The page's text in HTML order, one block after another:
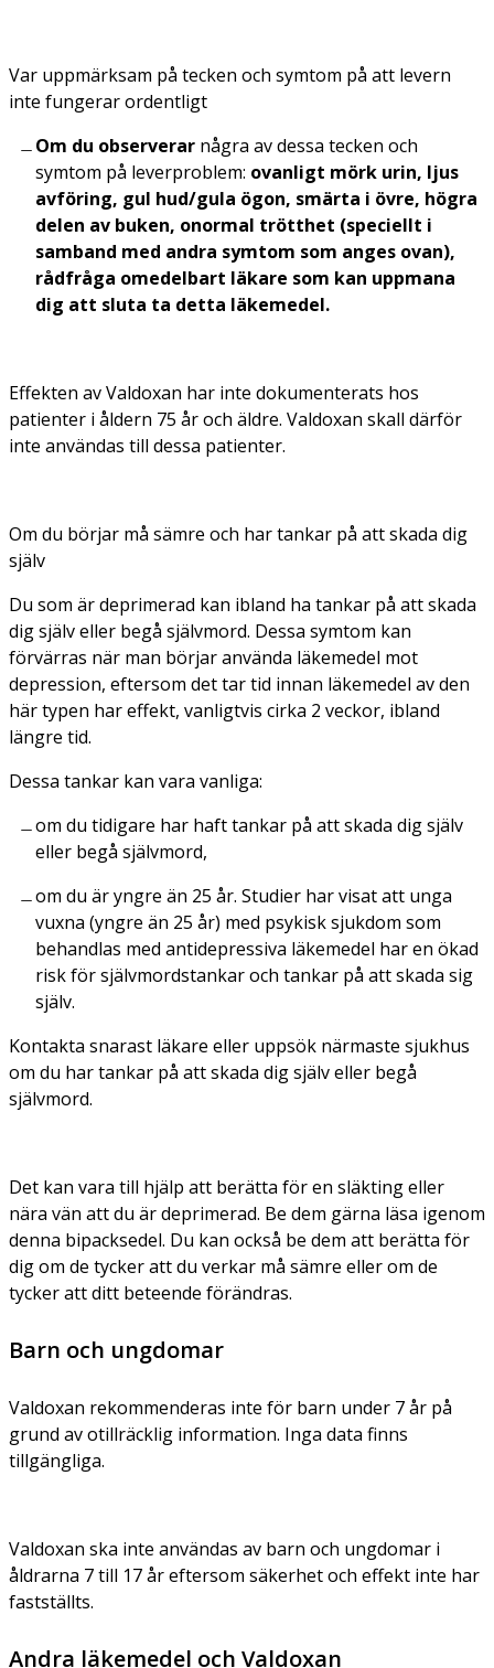
Var uppmärksam på tecken och symtom på att levern
inte fungerar ordentligt
Om du observerar några av dessa tecken och
symtom på leverproblem: ovanligt mörk urin, ljus
avföring, gul hud/gula ögon, smärta i övre, högra
delen av buken, onormal trötthet (speciellt i
samband med andra symtom som anges ovan),
rådfråga omedelbart läkare som kan uppmana
dig att sluta ta detta läkemedel.
Effekten av Valdoxan har inte dokumenterats hos
patienter i åldern 75 år och äldre. Valdoxan skall därför
inte användas till dessa patienter.
Om du börjar må sämre och har tankar på att skada dig
själv
Du som är deprimerad kan ibland ha tankar på att skada
dig själv eller begå självmord. Dessa symtom kan
förvärras när man börjar använda läkemedel mot
depression, eftersom det tar tid innan läkemedel av den
här typen har effekt, vanligtvis cirka 2 veckor, ibland
längre tid.
Dessa tankar kan vara vanliga:
om du tidigare har haft tankar på att skada dig själv
eller begå självmord,
om du är yngre än 25 år. Studier har visat att unga
vuxna (yngre än 25 år) med psykisk sjukdom som
behandlas med antidepressiva läkemedel har en ökad
risk för självmordstankar och tankar på att skada sig
själv.
Kontakta snarast läkare eller uppsök närmaste sjukhus
om du har tankar på att skada dig själv eller begå
självmord.
Det kan vara till hjälp att berätta för en släkting eller
nära vän att du är deprimerad. Be dem gärna läsa igenom
denna bipacksedel. Du kan också be dem att berätta för
dig om de tycker att du verkar må sämre eller om de
tycker att ditt beteende förändras.
Barn och ungdomar
Valdoxan rekommenderas inte för barn under 7 år på
grund av otillräcklig information. Inga data finns
tillgängliga.
Valdoxan ska inte användas av barn och ungdomar i
åldrarna 7 till 17 år eftersom säkerhet och effekt inte har
fastställts.
Andra läkemedel och Valdoxan